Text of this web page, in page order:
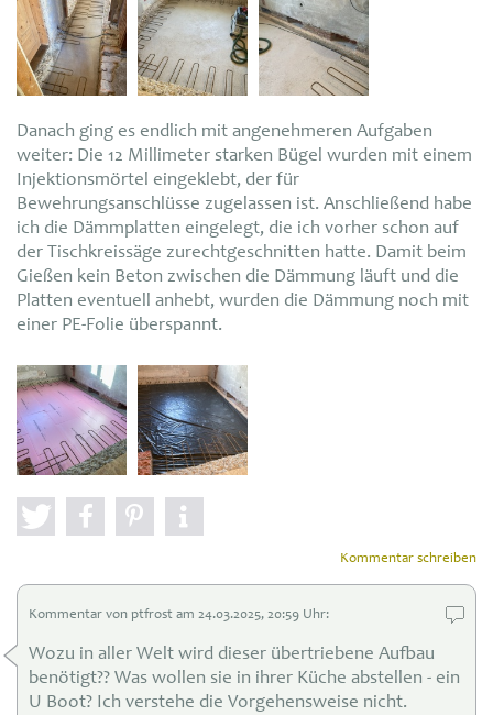
Danach ging es endlich mit angenehmeren Aufgaben
weiter: Die 12 Millimeter starken Bügel wurden mit einem
Injektionsmörtel eingeklebt, der für
Bewehrungsanschlüsse zugelassen ist. Anschließend habe
ich die Dämmplatten eingelegt, die ich vorher schon auf
der Tischkreissäge zurechtgeschnitten hatte. Damit beim
Gießen kein Beton zwischen die Dämmung läuft und die
Platten eventuell anhebt, wurden die Dämmung noch mit
einer PE-Folie überspannt.
Kommentar schreiben
Kommentar von ptfrost am 24.03.2025, 20:59 Uhr:
Wozu in aller Welt wird dieser übertriebene Aufbau
benötigt?? Was wollen sie in ihrer Küche abstellen - ein
U Boot? Ich verstehe die Vorgehensweise nicht.